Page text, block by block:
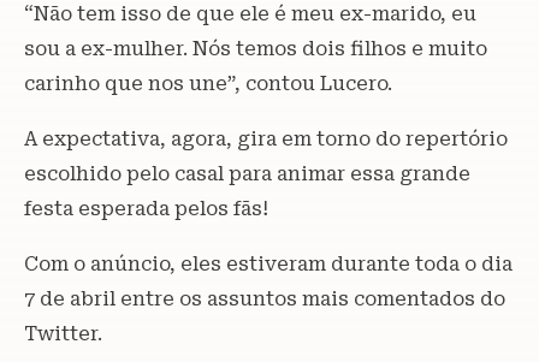
“Não tem isso de que ele é meu ex-marido, eu
sou a ex-mulher. Nós temos dois filhos e muito
carinho que nos une”, contou Lucero.
A expectativa, agora, gira em torno do repertório
escolhido pelo casal para animar essa grande
festa esperada pelos fãs!
Com o anúncio, eles estiveram durante toda o dia
7 de abril entre os assuntos mais comentados do
Twitter.